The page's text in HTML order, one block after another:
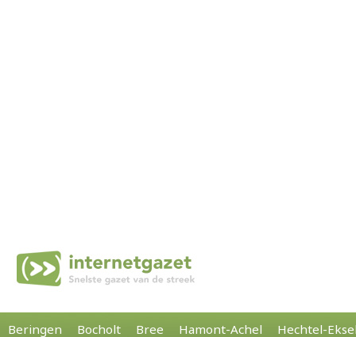
Beringen Bocholt Bree Hamont-Achel Hechtel-